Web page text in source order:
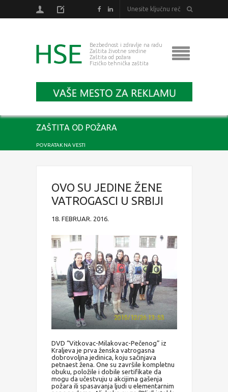
Bezbednost i zdravlje na radu
Zaštita životne sredine
Zaštita od požara
Fizičko tehnička zaštita
ZAŠTITA OD POŽARA
POVRATAK NA VESTI
OVO SU JEDINE ŽENE
VATROGASCI U SRBIJI
18. FEBRUAR. 2016.
DVD “Vitkovac-Milakovac-Pečenog” iz
Kraljeva je prva ženska vatrogasna
dobrovoljna jedinica, koju sačinjava
petnaest žena. One su završile kompletnu
obuku, položile i dobile sertifikate da
mogu da učestvuju u akcijima gašenja
požara ili spasavanja ljudi u elementarnim